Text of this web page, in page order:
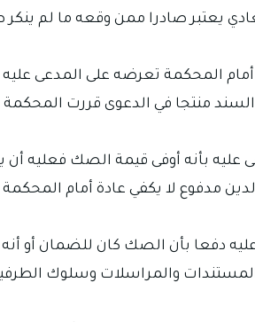
يعتبر صادرا ممن وقعه ما لم
منتجا في الدعوى قررت المحكمة إجراء
عليه بأنه أوفى قيمة الصك فعليه
مدفوع لا يكفي عادة أمام
دفعا بأن الصك كان للضمان أو
والمراسلات وسلوك